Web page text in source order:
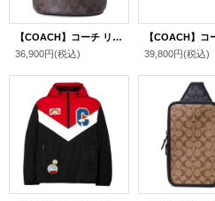
【COACH】コーチ リュックサック コーティングキャンバス レザー シグネチャー アメリア ロゴ コンバーチブル バックパック ボディバッグ ブラウンブラック〔日本未発売〕
36,900円(税込)
39,800円(税込)